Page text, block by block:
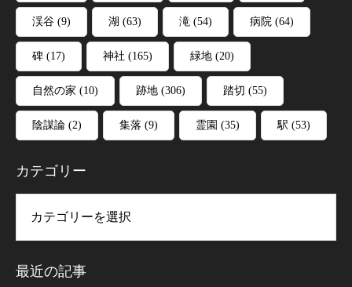
渓谷 (9) 湖 (63) 滝 (54) 病院 (64)
碑 (17) 神社 (165) 緑地 (20)
自然の家 (10) 跡地 (306) 踏切 (55)
陰謀論 (2) 集落 (9) 霊園 (35) 駅 (53)
カテゴリー
最近の記事